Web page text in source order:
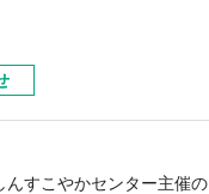
すこやかセンター主催